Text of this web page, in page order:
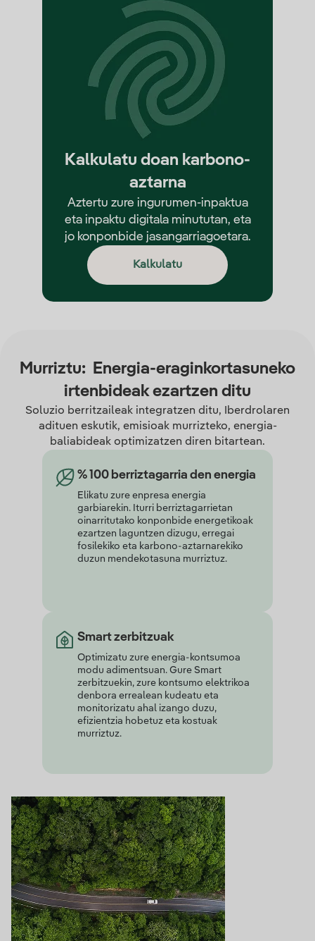
Kalkulatu doan karbono-
aztarna
Aztertu zure ingurumen-inpaktua
eta inpaktu digitala minututan, eta
jo konponbide jasangarriagoetara.
Kalkulatu
Murriztu: Energia-eraginkortasuneko
irtenbideak ezartzen ditu
Soluzio berritzaileak integratzen ditu, Iberdrolaren
adituen eskutik, emisioak murrizteko, energia-
baliabideak optimizatzen diren bitartean.
% 100 berriztagarria den energia
Elikatu zure enpresa energia
garbiarekin. Iturri berriztagarrietan
oinarritutako konponbide energetikoak
ezartzen laguntzen dizugu, erregai
fosilekiko eta karbono-aztarnarekiko
duzun mendekotasuna murriztuz.
Smart zerbitzuak
Optimizatu zure energia-kontsumoa
modu adimentsuan. Gure Smart
zerbitzuekin, zure kontsumo elektrikoa
denbora errealean kudeatu eta
monitorizatu ahal izango duzu,
efizientzia hobetuz eta kostuak
murriztuz.